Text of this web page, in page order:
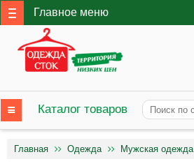
Главное меню
Каталог товаров
Главная Одежда Мужская одежда